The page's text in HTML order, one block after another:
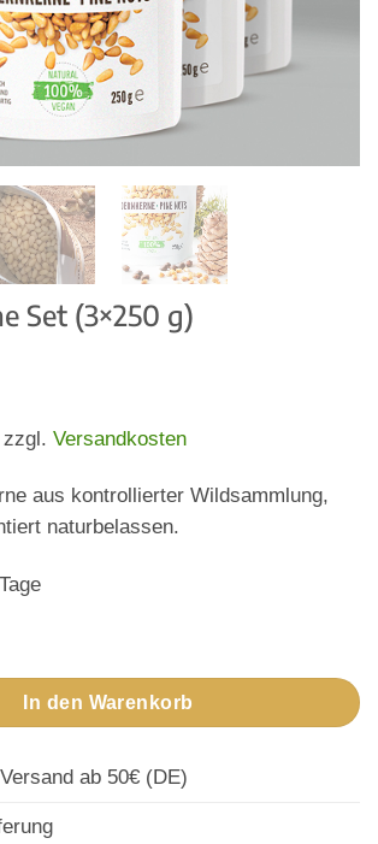
Set (3×250 g)
zzgl. Versandkosten
aus kontrollierter Wildsammlung,
naturbelassen.
g) Menge
In den Warenkorb
ab 50€ (DE)